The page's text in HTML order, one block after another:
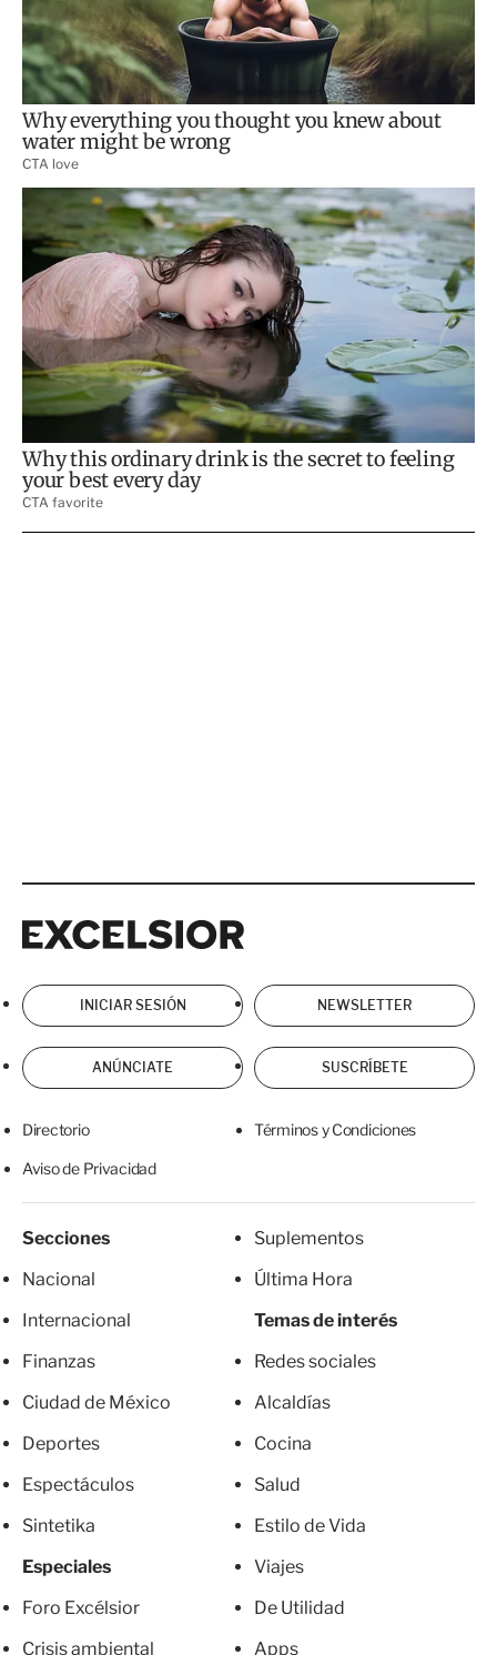
INICIAR SESIÓN NEWSLETTER
ANÚNCIATE SUSCRÍBETE
Directorio Términos y Condiciones
Aviso de Privacidad
Secciones
Nacional
Internacional
Finanzas
Ciudad de México
Deportes
Espectáculos
Sintetika
Especiales
Foro Excélsior
Crisis ambiental
Suplementos
Última Hora
Temas de interés
Redes sociales
Alcaldías
Cocina
Salud
Estilo de Vida
Viajes
De Utilidad
Apps